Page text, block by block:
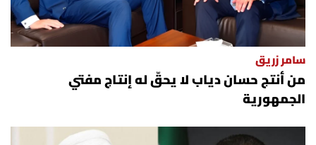
الرياضة
منوّعات
حظّك اليوم
سامر زريق
من أنتج حسان دياب لا يحقّ له إنتاج مفتي
الجمهورية